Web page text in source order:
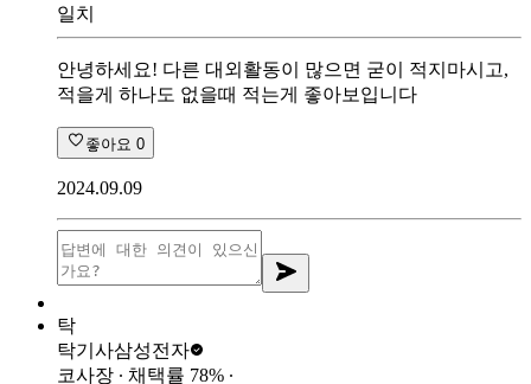
일치
안녕하세요! 다른 대외활동이 많으면 굳이 적지마시고,
적을게 하나도 없을때 적는게 좋아보입니다
좋아요 0
2024.09.09
탁
탁기사삼성전자
코사장 ∙ 채택률 78% ∙